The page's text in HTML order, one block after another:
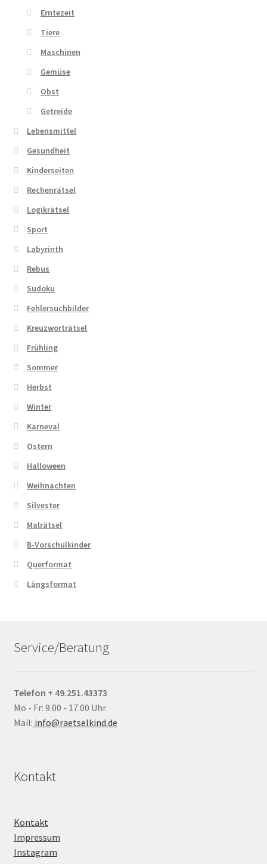
Erntezeit
Tiere
Maschinen
Gemüse
Obst
Getreide
Lebensmittel
Gesundheit
Kinderseiten
Rechenrätsel
Logikrätsel
Sport
Labyrinth
Rebus
Sudoku
Fehlersuchbilder
Kreuzworträtsel
Frühling
Sommer
Herbst
Winter
Karneval
Ostern
Halloween
Weihnachten
Silvester
Malrätsel
B-Vorschulkinder
Querformat
Längsformat
Service/Beratung
Telefon + 49.251.43373
Mo - Fr: 9.00 - 17.00 Uhr
Mail: info@raetselkind.de
Kontakt
Kontakt
Impressum
Instagram